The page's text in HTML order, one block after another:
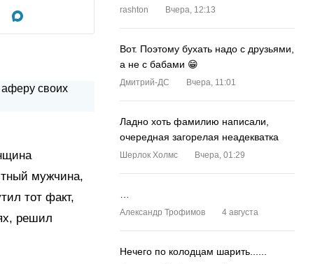
мужчина,
тот факт,
решил
rashton Вчера, 12:13
Вот. Поэтому бухать надо с друзьями,
а не с бабами 😁
Дмитрий-ДС Вчера, 11:01
Ладно хоть фамилию написали,
очередная загорелая неадекватка
Шерлок Холмс Вчера, 01:29
Александр Трофимов 4 августа
Нечего по колодцам шарить......